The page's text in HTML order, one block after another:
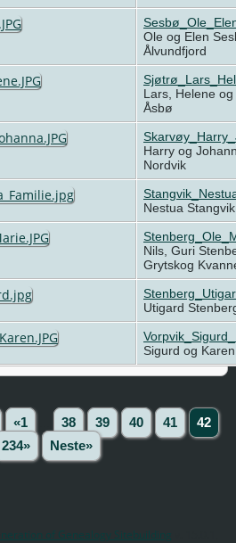
Ole og Elen
Ålvundfjord
Lars, Helene
Åsbø
Harry og
Nordvik
Nestua
Nils, Guri
Grytskog
Utigard
Sigurd og
«1 38 39 40 41
42
234» Neste»
of Genealogy Sitebuilding